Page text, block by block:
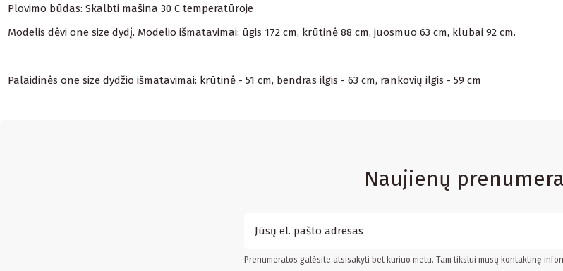
Plovimo būdas: Skalbti mašina 30 C temperatūroje
Modelis dėvi one size dydį. Modelio išmatavimai: ūgis 172 cm, krūtinė 88 cm, juosmuo 63 cm, klubai 92 cm.
Palaidinės one size dydžio išmatavimai: krūtinė - 51 cm, bendras ilgis - 63 cm, rankovių ilgis - 59 cm
Naujienų
Prenumeratos galėsite atsisakyti bet kuriuo metu. Tam tikslui mūsų kontaktinę